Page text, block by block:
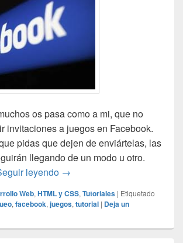
os pasa como a mi, que no
invitaciones a juegos en Facebook.
pidas que dejen de enviártelas, las
llegando de un modo u otro.
leyendo Bloquear invitaciones a
→
Web, HTML y CSS, Tutoriales | Etiquetado
, facebook, juegos, tutorial | Deja un